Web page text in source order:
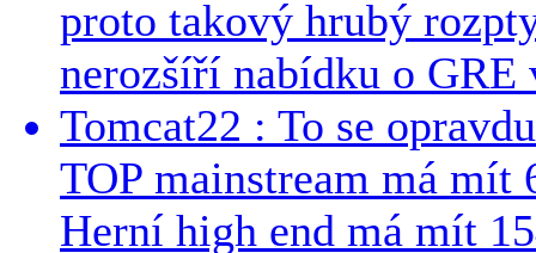
proto takový hrubý
nerozšíří nabídku o GRE
Tomcat22 : To se
TOP mainstream má
Herní high end má mít